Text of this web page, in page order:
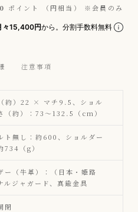
ポイント （円相当） ※会員のみ
々15,400円から。分割手数料無料
注意事項
約）22 × マチ9.5、ショル
（約）：73〜132.5（cm）
ト無し：約600、ショルダー
734（g）
ー（牛革）：（日本・姫路
ルジャガード、真鍮金具
閉